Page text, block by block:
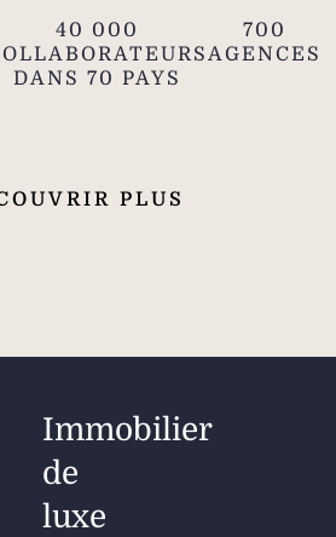
40 000
DANS 70 PAYS
700
AGENCES
PLUS
Immobilier
de
luxe